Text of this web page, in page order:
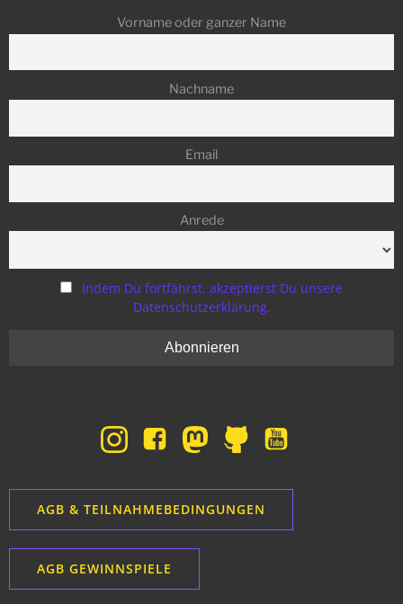
Vorname oder ganzer Name
Nachname
Email
Anrede
Indem Du fortfährst, akzeptierst Du unsere
Datenschutzerklärung.
AGB & TEILNAHMEBEDINGUNGEN
AGB GEWINNSPIELE